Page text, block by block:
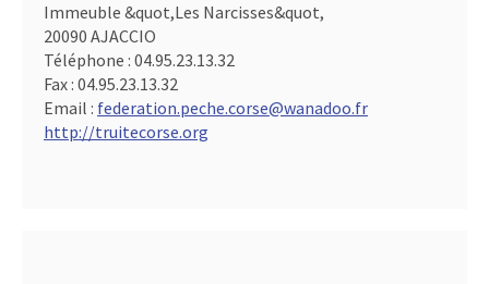
Immeuble &quot,Les Narcisses&quot,
20090 AJACCIO
Téléphone : 04.95.23.13.32
Fax : 04.95.23.13.32
Email : federation.peche.corse@wanadoo.fr
http://truitecorse.org